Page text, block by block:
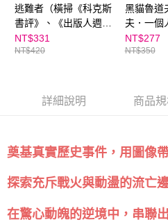
逃難者（橫掃《科克斯
書評》、《出版人週
刊》年度書籍，探討人
權經典之作）
NT$331
NT$420
黑貓魯道
夫．一個
銷百萬國
週年紀念
NT$277
NT$350
詳細說明 商品
奠基真實歷史事件，用圖像
探索充斥戰火與動盪的流亡
在驚心動魄的逆境中，串聯